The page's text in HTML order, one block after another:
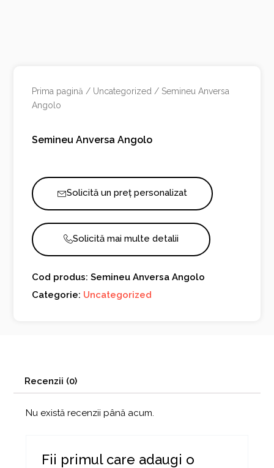
Prima pagină / Uncategorized / Semineu Anversa
Angolo
Semineu Anversa Angolo
Solicită un preț personalizat
Solicită mai multe detalii
Cod produs: Semineu Anversa Angolo
Categorie: Uncategorized
Recenzii (0)
Nu există recenzii până acum.
Fii primul care adaugi o